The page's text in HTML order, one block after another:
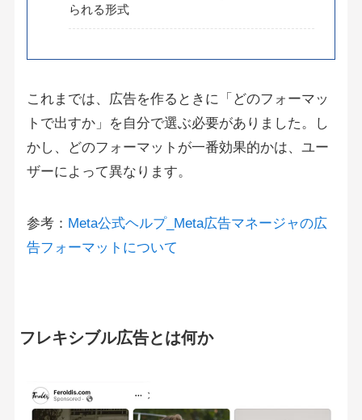
られる形式
これまでは、広告を作るときに「どのフォーマッ
トで出すか」を自分で選ぶ必要がありました。し
かし、どのフォーマットが一番効果的かは、ユー
ザーによって異なります。
参考： Meta公式ヘルプ_Meta広告マネージャの広
告フォーマットについて
フレキシブル広告とは何か